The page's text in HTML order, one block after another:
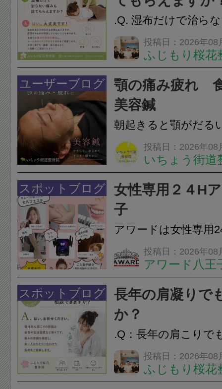
つながることがあり
.Q. 湿布だけで治ら
らえますか？A. はい
湿布は痛みを和らげ
すが、原因そのもの
いこともあります。
原因を確認し、お一
投稿日：2026年08
ふじもり桜花
ユーザーブログ
顎の痛み疲れ
美容鍼
朝起きると顎がだる
ありませんか？無意
は、顎の痛みや疲れ
フェイスラインの張
のこわばり・頭痛や
ながることがありま
投稿日：2026年08
いちょう街道
スポットブログ
女性専用２４H
子
アワードは女性専用
フエステを 思いっ
開催中
投稿日：2026年08
アワード八王
24時間ジム&
脱毛
スポットブログ
長年の肩凝りで
か？
.Q：長年の肩こりで
か？A：はい、お任
性的な肩こりの原因
投稿日：2026年08
ふじもり桜花